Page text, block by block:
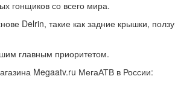
гонщиков со всего мира.
Delrin, такие как задние крышки,
главным приоритетом.
Megaatv.ru МегаАТВ в России: